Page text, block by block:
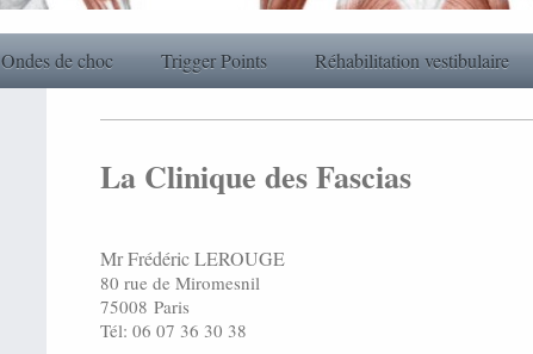
Ondes de choc Trigger Points Réhabilitation vestibulaire
La Clinique des Fascias
Mr Frédéric LEROUGE
80 rue de Miromesnil
75008 Paris
Tél: 06 07 36 30 38